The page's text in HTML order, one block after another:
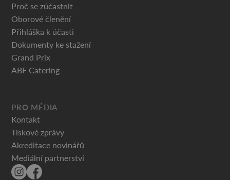
Proč se zúčastnit
Oborové členění
Přihláška k účasti
Dokumenty ke stažení
Grand Prix
ABF Catering
PRO MÉDIA
Kontakt
Tiskové zprávy
Akreditace novinářů
Mediální partnerství